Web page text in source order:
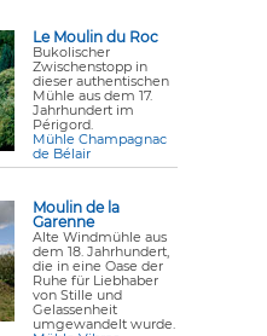
Le Moulin du Roc
Bukolischer
Zwischenstopp in
dieser authentischen
Mühle aus dem 17.
Jahrhundert im
Périgord.
Mühle Champagnac
de Bélair
Moulin de la
Garenne
Alte Windmühle aus
dem 18. Jahrhundert,
die in eine Oase der
Ruhe für Liebhaber
von Stille und
Gelassenheit
umgewandelt wurde.